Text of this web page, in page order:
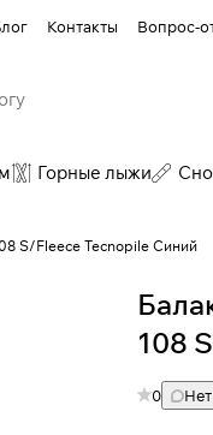
Контакты Вопрос-
Горные лыжи
S/Fleece Tecnopile Синий
108
0